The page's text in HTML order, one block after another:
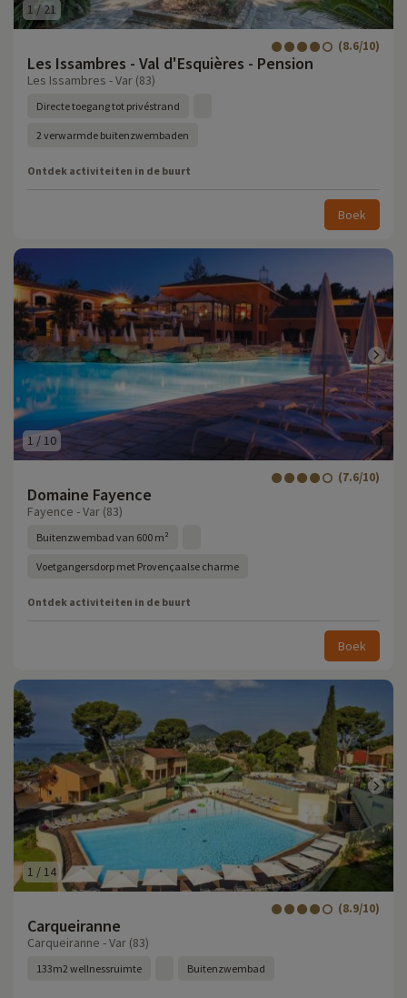
1 /21
Les Issambres - Val d'Esquières - Pension
(8.6/10)
Les Issambres - Var (83)
Directe toegang tot privéstrand
2 verwarmde buitenzwembaden
Ontdek activiteiten in de buurt
Boek
1 /10
Domaine Fayence
(7.6/10)
Fayence - Var (83)
Buitenzwembad van 600 m²
Voetgangersdorp met Provençaalse charme
Ontdek activiteiten in de buurt
Boek
1 / 14
Carqueiranne
(8.9/10)
Carqueiranne - Var (83)
133m2 wellnessruimte Buitenzwembad